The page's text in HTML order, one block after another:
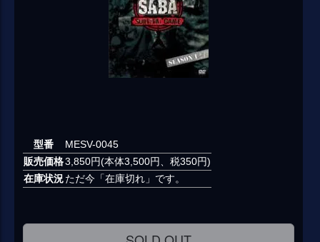
型番
MESV-0045
販売価格3,850円(本体3,500円、税350円)
在庫状況ただ今「在庫切れ」です。